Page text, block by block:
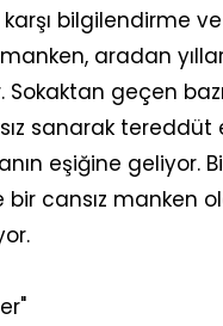
karşı
aradan
Sokaktan geçen
sanarak
eşiğine geliyor.
bir cansız manken